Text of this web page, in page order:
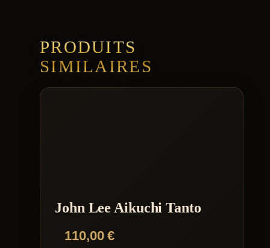
PRODUITS
SIMILAIRES
John Lee Aikuchi Tanto
110,00€